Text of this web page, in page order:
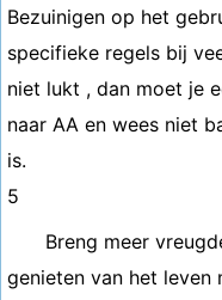
Bezuinigen op het
specifieke regels bij
niet lukt , dan moet je
naar AA en wees niet
is.
5
Breng meer
genieten van het leven